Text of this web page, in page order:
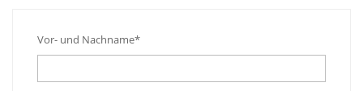
Vor- und Nachname*